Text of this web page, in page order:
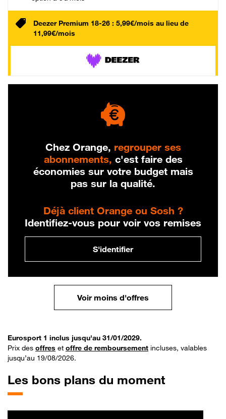
Deezer Premium 18-26 : 5,99€/mois au lieu de
11,99€/mois
Chez Orange, regrouper ses
abonnements, c'est faire des
économies sur votre budget mais
pas sur la qualité.
Déjà client Orange ou Sosh ?
Identifiez-vous pour voir vos remises
S'identifier
Voir moins d'offres
Eurosport 1 inclus jusqu'au 31/01/2029.
Prix des offres et offre de remboursement incluses, valables
jusqu’au 19/08/2026.
Les bons plans du moment